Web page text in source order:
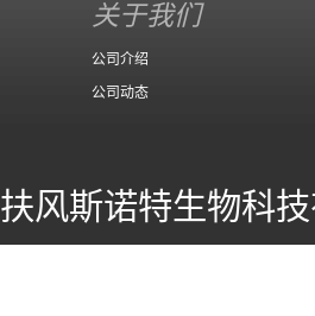
关于我们
公司介绍
公司动态
扶风斯诺特生物科